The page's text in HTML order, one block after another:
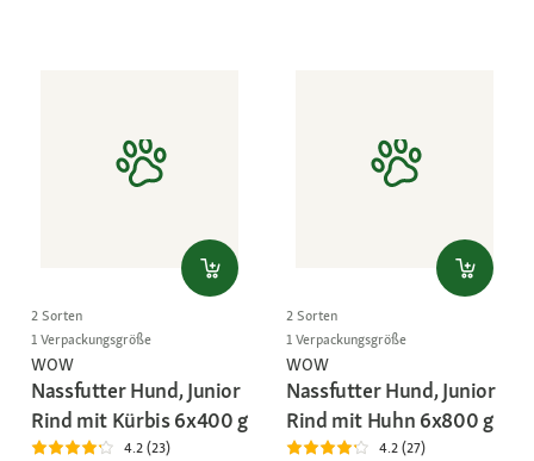
2 Sorten
1 Verpackungsgröße
WOW
Nassfutter Hund, Junior
Rind mit Kürbis 6x400 g
4.2 (23)
2 Sorten
1 Verpackungsgröße
WOW
Nassfutter Hund, Junior
Rind mit Huhn 6x800 g
4.2 (27)